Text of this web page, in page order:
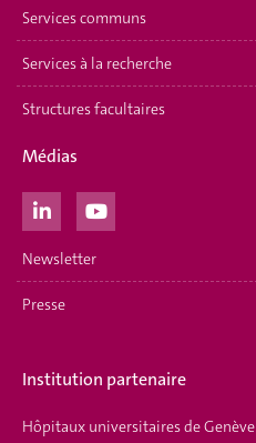
Services communs
Services à la recherche
Structures facultaires
Médias
Newsletter
Presse
Institution partenaire
Hôpitaux universitaires de Genève